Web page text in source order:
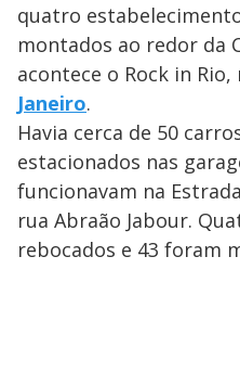
quatro
montados ao redor da
acontece o Rock in
Janeiro.
Havia cerca de 50
estacionados nas
funcionavam na
rua Abraão Jabour.
rebocados e 43 foram